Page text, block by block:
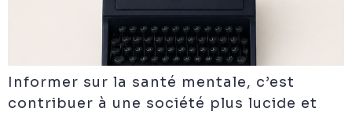
Informer sur la santé mentale, c’est
contribuer à une société plus lucide et